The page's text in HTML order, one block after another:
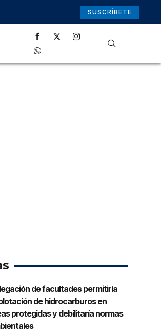
SUSCRÍBETE
de facultades permitiría
de hidrocarburos en
protegidas y debilitaría normas